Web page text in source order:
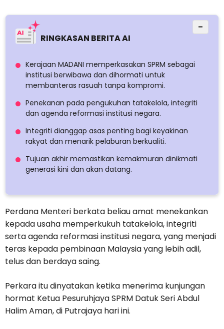
RINGKASAN BERITA AI
−
Kerajaan MADANI memperkasakan SPRM sebagai
institusi berwibawa dan dihormati untuk
membanteras rasuah tanpa kompromi.
Penekanan pada pengukuhan tatakelola, integriti
dan agenda reformasi institusi negara.
Integriti dianggap asas penting bagi keyakinan
rakyat dan menarik pelaburan berkualiti.
Tujuan akhir memastikan kemakmuran dinikmati
generasi kini dan akan datang.
Perdana Menteri berkata beliau amat menekankan
kepada usaha memperkukuh tatakelola, integriti
serta agenda reformasi institusi negara, yang menjadi
teras kepada pembinaan Malaysia yang lebih adil,
telus dan berdaya saing.
Perkara itu dinyatakan ketika menerima kunjungan
hormat Ketua Pesuruhjaya SPRM Datuk Seri Abdul
Halim Aman, di Putrajaya hari ini.